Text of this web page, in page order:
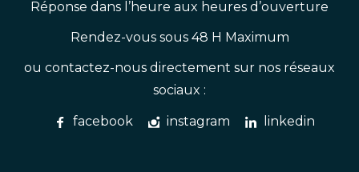
Réponse dans l’heure aux heures d’ouverture
Rendez-vous sous 48 H Maximum
ou contactez-nous directement sur nos réseaux
sociaux :
facebook instagram linkedin